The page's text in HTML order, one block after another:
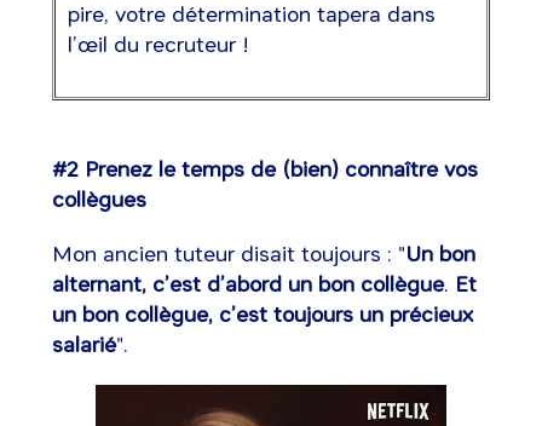
pire, votre détermination tapera dans
l’œil du recruteur !
#2 Prenez le temps de (bien) connaître vos
collègues
Mon ancien tuteur disait toujours : "Un bon
alternant, c’est d’abord un bon collègue. Et
un bon collègue, c’est toujours un précieux
salarié".